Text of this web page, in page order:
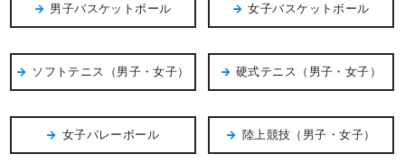
男子バスケットボール 女子バスケットボール
ソフトテニス（男子・女子） 硬式テニス（男子・女子）
女子バレーボール 陸上競技（男子・女子）